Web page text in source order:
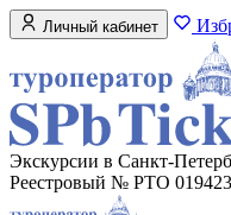
Личный кабинет
Экскурсии в Санкт-
Реестровый № РТО 019423